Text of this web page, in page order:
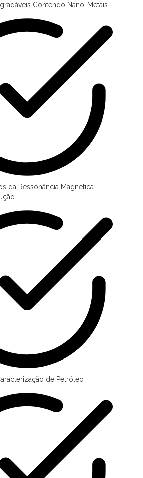
Contendo Nano-Metais
da Ressonância Magnética
de Petróleo